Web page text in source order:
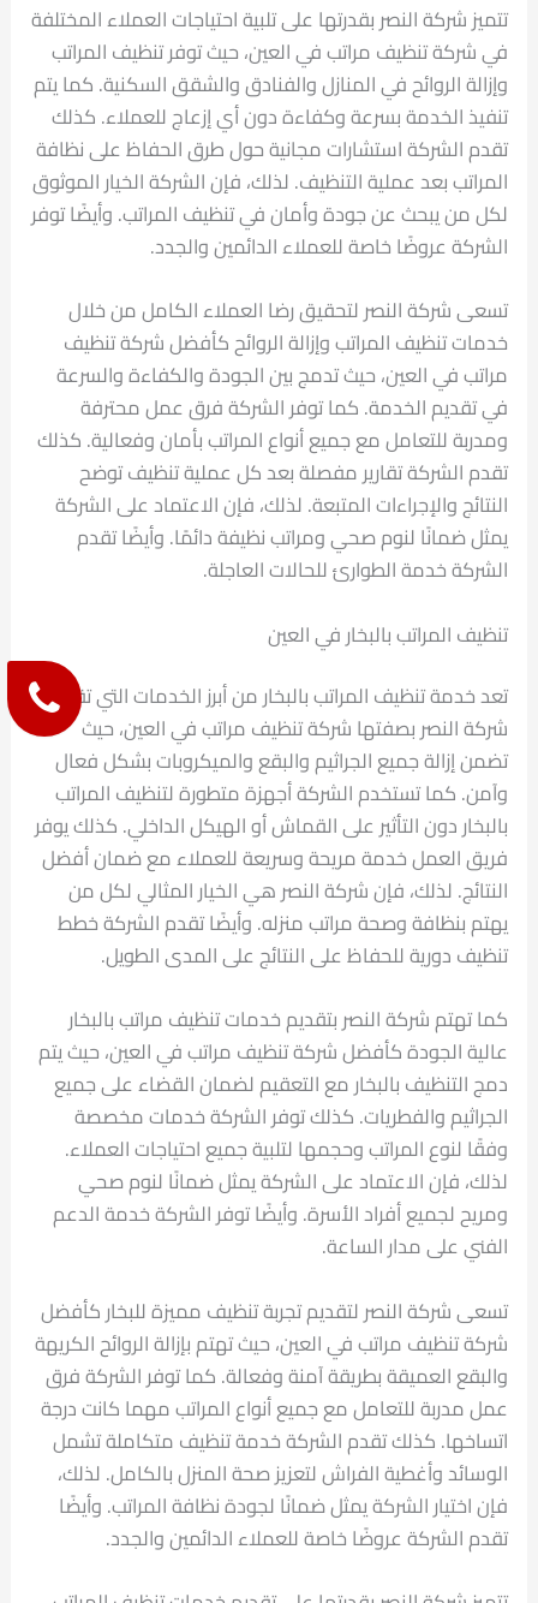
تتميز شركة النصر بقدرتها على تلبية احتياجات العملاء المختلفة
في شركة تنظيف مراتب في العين، حيث توفر تنظيف المراتب
وإزالة الروائح في المنازل والفنادق والشقق السكنية. كما يتم
تنفيذ الخدمة بسرعة وكفاءة دون أي إزعاج للعملاء. كذلك
تقدم الشركة استشارات مجانية حول طرق الحفاظ على نظافة
المراتب بعد عملية التنظيف. لذلك، فإن الشركة الخيار الموثوق
لكل من يبحث عن جودة وأمان في تنظيف المراتب. وأيضًا توفر
الشركة عروضًا خاصة للعملاء الدائمين والجدد.
تسعى شركة النصر لتحقيق رضا العملاء الكامل من خلال
خدمات تنظيف المراتب وإزالة الروائح كأفضل شركة تنظيف
مراتب في العين، حيث تدمج بين الجودة والكفاءة والسرعة
في تقديم الخدمة. كما توفر الشركة فرق عمل محترفة
ومدربة للتعامل مع جميع أنواع المراتب بأمان وفعالية. كذلك
تقدم الشركة تقارير مفصلة بعد كل عملية تنظيف توضح
النتائج والإجراءات المتبعة. لذلك، فإن الاعتماد على الشركة
يمثل ضمانًا لنوم صحي ومراتب نظيفة دائمًا. وأيضًا تقدم
الشركة خدمة الطوارئ للحالات العاجلة.
تنظيف المراتب بالبخار في العين
تعد خدمة تنظيف المراتب بالبخار من أبرز الخدمات التي تقدمها
شركة النصر بصفتها شركة تنظيف مراتب في العين، حيث
تضمن إزالة جميع الجراثيم والبقع والميكروبات بشكل فعال
وآمن. كما تستخدم الشركة أجهزة متطورة لتنظيف المراتب
بالبخار دون التأثير على القماش أو الهيكل الداخلي. كذلك يوفر
فريق العمل خدمة مريحة وسريعة للعملاء مع ضمان أفضل
النتائج. لذلك، فإن شركة النصر هي الخيار المثالي لكل من
يهتم بنظافة وصحة مراتب منزله. وأيضًا تقدم الشركة خطط
تنظيف دورية للحفاظ على النتائج على المدى الطويل.
كما تهتم شركة النصر بتقديم خدمات تنظيف مراتب بالبخار
عالية الجودة كأفضل شركة تنظيف مراتب في العين، حيث يتم
دمج التنظيف بالبخار مع التعقيم لضمان القضاء على جميع
الجراثيم والفطريات. كذلك توفر الشركة خدمات مخصصة
وفقًا لنوع المراتب وحجمها لتلبية جميع احتياجات العملاء.
لذلك، فإن الاعتماد على الشركة يمثل ضمانًا لنوم صحي
ومريح لجميع أفراد الأسرة. وأيضًا توفر الشركة خدمة الدعم
الفني على مدار الساعة.
تسعى شركة النصر لتقديم تجربة تنظيف مميزة للبخار كأفضل
شركة تنظيف مراتب في العين، حيث تهتم بإزالة الروائح الكريهة
والبقع العميقة بطريقة آمنة وفعالة. كما توفر الشركة فرق
عمل مدربة للتعامل مع جميع أنواع المراتب مهما كانت درجة
اتساخها. كذلك تقدم الشركة خدمة تنظيف متكاملة تشمل
الوسائد وأغطية الفراش لتعزيز صحة المنزل بالكامل. لذلك،
فإن اختيار الشركة يمثل ضمانًا لجودة نظافة المراتب. وأيضًا
تقدم الشركة عروضًا خاصة للعملاء الدائمين والجدد.